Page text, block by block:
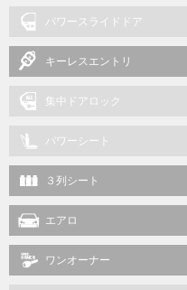
パワースライドドア
キーレスエントリ
集中ドアロック
パワーシート
３列シート
エアロ
ワンオーナー